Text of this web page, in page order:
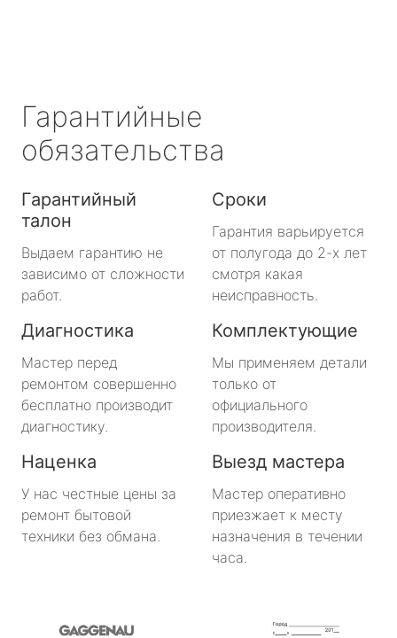
Гарантийные
обязательства
Гарантийный
талон
Выдаем гарантию не
зависимо от сложности
работ.
Сроки
Гарантия варьируется
от полугода до 2-х лет
смотря какая
неисправность.
Диагностика
Мастер перед
ремонтом совершенно
бесплатно производит
диагностику.
Комплектующие
Мы применяем детали
только от
официального
производителя.
Наценка
У нас честные цены за
ремонт бытовой
техники без обмана.
Выезд мастера
Мастер оперативно
приезжает к месту
назначения в течении
часа.